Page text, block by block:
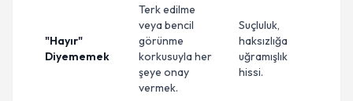
"Hayır"
Diyememek
Terk edilme
veya bencil
görünme
korkusuyla her
şeye onay
vermek.
Suçluluk,
haksızlığa
uğramışlık
hissi.